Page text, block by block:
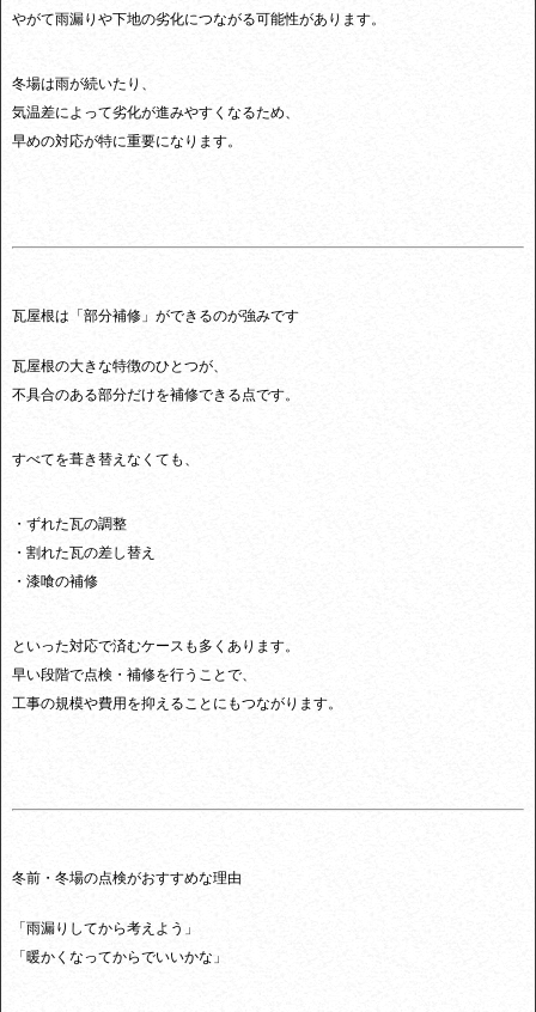
やがて雨漏りや下地の劣化につながる可能性があります。
冬場は雨が続いたり、
気温差によって劣化が進みやすくなるため、
早めの対応が特に重要になります。
瓦屋根は「部分補修」ができるのが強みです
瓦屋根の大きな特徴のひとつが、
不具合のある部分だけを補修できる点です。
すべてを葺き替えなくても、
・ずれた瓦の調整
・割れた瓦の差し替え
・漆喰の補修
といった対応で済むケースも多くあります。
早い段階で点検・補修を行うことで、
工事の規模や費用を抑えることにもつながります。
冬前・冬場の点検がおすすめな理由
「雨漏りしてから考えよう」
「暖かくなってからでいいかな」